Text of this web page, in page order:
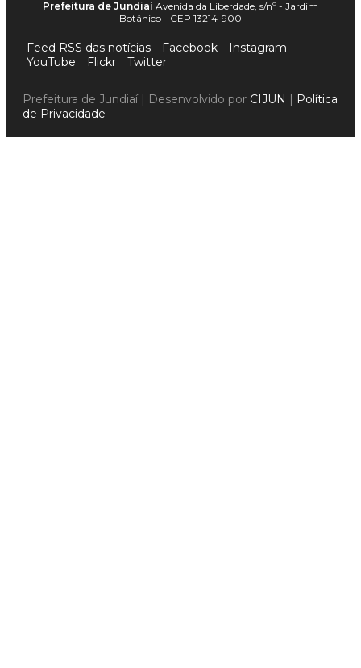
Prefeitura de Jundiaí Avenida da Liberdade, s/nº - Jardim
Botânico - CEP 13214-900
Feed RSS das notícias Facebook
Instagram
YouTube
Flickr Twitter
Prefeitura de Jundiaí | Desenvolvido por CIJUN | Política
de Privacidade